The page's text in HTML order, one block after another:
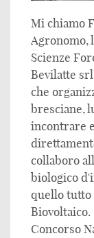
Mi chiamo
Agronomo,
Scienze
Bevilatte
che
bresciane,
incontrare
collaboro
biologico
quello tutto
Concorso